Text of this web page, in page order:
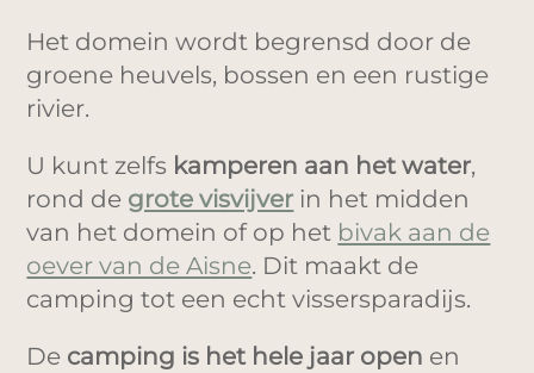
Het domein wordt begrensd door de
groene heuvels, bossen en een rustige
rivier.
U kunt zelfs kamperen aan het water,
rond de grote visvijver in het midden
van het domein of op het bivak aan de
oever van de Aisne. Dit maakt de
camping tot een echt vissersparadijs.
De camping is het hele jaar open en